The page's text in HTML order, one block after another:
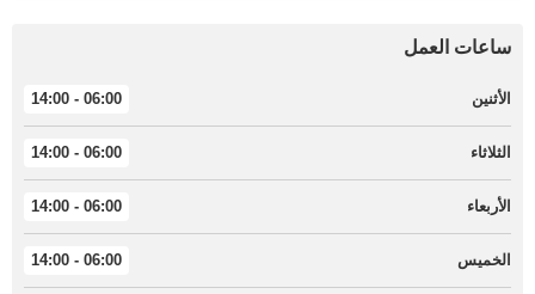
ساعات العمل
الأثنين 06:00 - 14:00
الثلاثاء 06:00 - 14:00
الأربعاء 06:00 - 14:00
الخميس 06:00 - 14:00